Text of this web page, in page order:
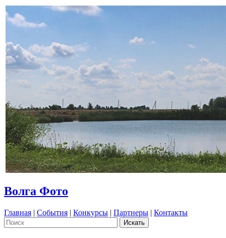
Волга Фото
Главная | События | Конкурсы | Партнеры | Контакты